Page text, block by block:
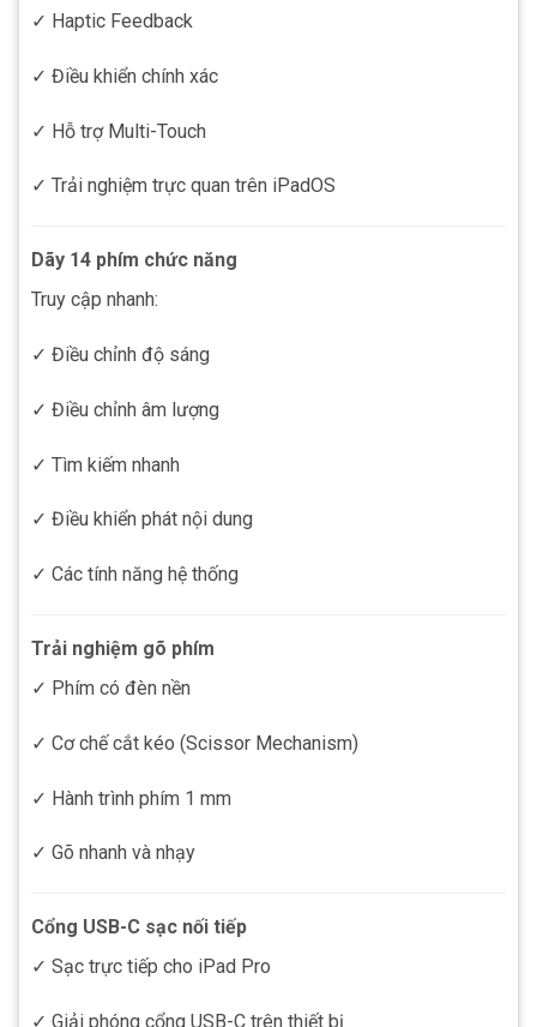
✓ Haptic Feedback
✓ Điều khiển chính xác
✓ Hỗ trợ Multi-Touch
✓ Trải nghiệm trực quan trên iPadOS
Dãy 14 phím chức năng
Truy cập nhanh:
✓ Điều chỉnh độ sáng
✓ Điều chỉnh âm lượng
✓ Tìm kiếm nhanh
✓ Điều khiển phát nội dung
✓ Các tính năng hệ thống
Trải nghiệm gõ phím
✓ Phím có đèn nền
✓ Cơ chế cắt kéo (Scissor Mechanism)
✓ Hành trình phím 1 mm
✓ Gõ nhanh và nhạy
Cổng USB-C sạc nối tiếp
✓ Sạc trực tiếp cho iPad Pro
✓ Giải phóng cổng USB-C trên thiết bị